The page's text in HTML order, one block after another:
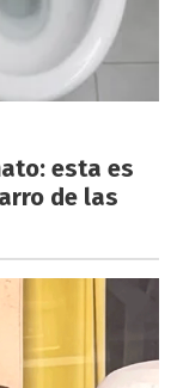
esta es
de las